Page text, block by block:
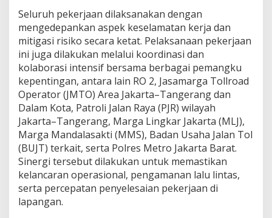
a
n
a
a
n
P
e
k
e
r
j
a
a
R
e
Seluruh pekerjaan dilaksanakan dengan
mengedepankan aspek keselamatan kerja dan
mitigasi risiko secara ketat. Pelaksanaan pekerjaan
ini juga dilakukan melalui koordinasi dan
kolaborasi intensif bersama berbagai pemangku
kepentingan, antara lain RO 2, Jasamarga Tollroad
Operator (JMTO) Area Jakarta–Tangerang dan
Dalam Kota, Patroli Jalan Raya (PJR) wilayah
Jakarta–Tangerang, Marga Lingkar Jakarta (MLJ),
Marga Mandalasakti (MMS), Badan Usaha Jalan Tol
(BUJT) terkait, serta Polres Metro Jakarta Barat.
Sinergi tersebut dilakukan untuk memastikan
kelancaran operasional, pengamanan lalu lintas,
serta percepatan penyelesaian pekerjaan di
lapangan.